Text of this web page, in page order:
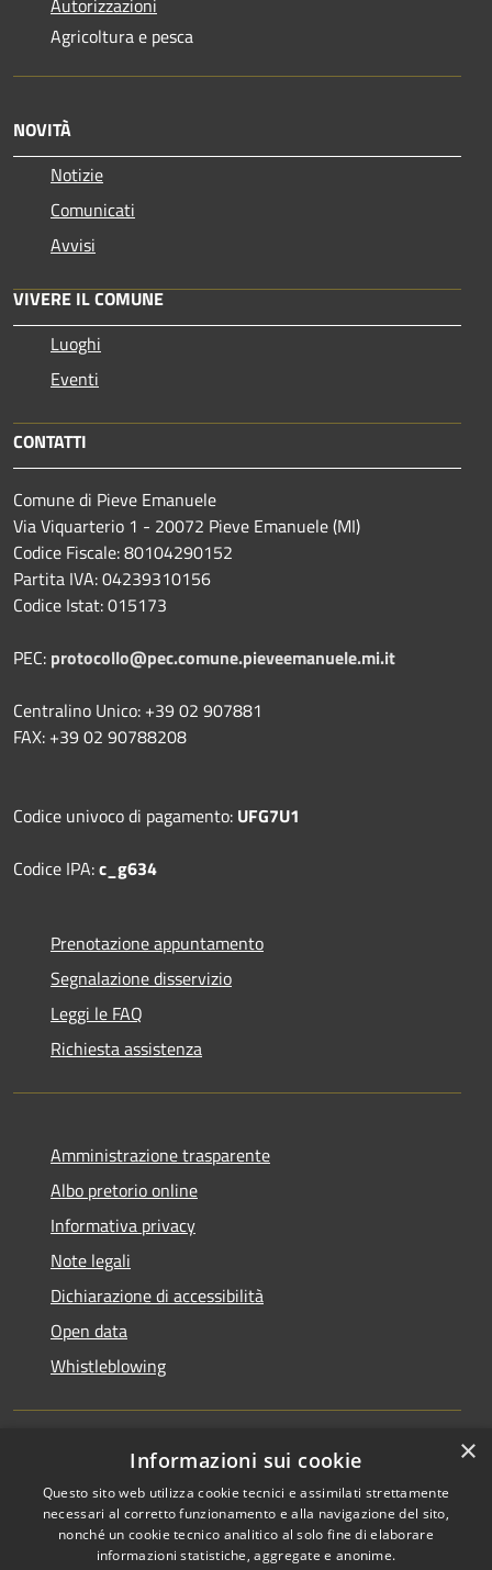
Autorizzazioni
Agricoltura e pesca
NOVITÀ
Notizie
Comunicati
Avvisi
VIVERE IL COMUNE
Luoghi
Eventi
CONTATTI
Comune di Pieve Emanuele
Via Viquarterio 1 - 20072 Pieve Emanuele (MI)
Codice Fiscale: 80104290152
Partita IVA: 04239310156
Codice Istat: 015173
PEC: protocollo@pec.comune.pieveemanuele.mi.it
Centralino Unico: +39 02 907881
FAX: +39 02 90788208
Codice univoco di pagamento: UFG7U1
Codice IPA:c_g634
Prenotazione appuntamento
Segnalazione disservizio
Leggi le FAQ
Richiesta assistenza
Amministrazione trasparente
Albo pretorio online
Informativa privacy
Note legali
Dichiarazione di accessibilità
Open data
Whistleblowing
Accessibilità
Privacy
Pieve Emanuele • Powered by
Municipium•Accesso
redazione
×
Informazioni sui cookie
Questo sito web utilizza cookie tecnici e assimilati strettamente
necessari al corretto funzionamento e alla navigazione del sito,
nonché un cookie tecnico analitico al solo fine di elaborare
informazioni statistiche, aggregate e anonime.